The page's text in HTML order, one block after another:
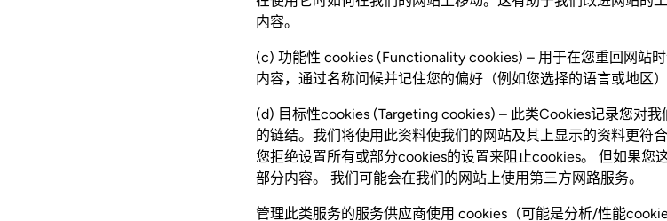
内容。
(c) 功能性 cookies (Functionality cookies) – 用于在您重回网站
内容，通过名称问候并记住您的偏好（例如您选择的语言或地区）
(d) 目标性cookies (Targeting cookies) – 此类Cookies记录您对
的链结。我们将使用此资料使我们的网站及其上显示的资料更符
您拒绝设置所有或部分cookies的设置来阻止cookies。 但如果您
部分内容。 我们可能会在我们的网站上使用第三方网路服务。
管理此类服务的服务供应商使用 cookies（可能是分析/性能